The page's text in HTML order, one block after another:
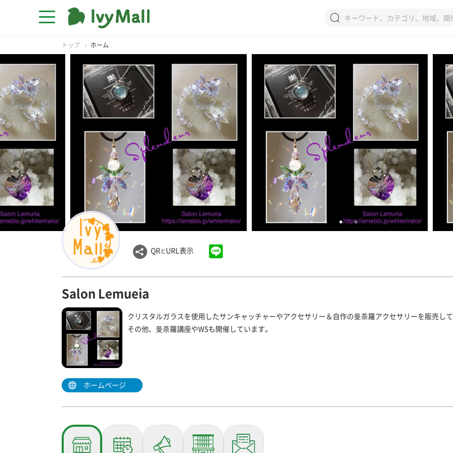
トップ ホーム
QRとURL表示
Salon Lemueia
クリスタルガラスを使用したサンキャッチャーやアクセサリー＆自作の曼荼羅アクセサリーを販売し
その他、曼荼羅講座やWSも開催しています。
ホームページ